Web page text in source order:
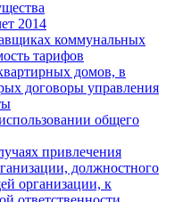
2014
коммунальных
тарифов
домов, в
договоры управления
общего
привлечения
должностного
организации, к